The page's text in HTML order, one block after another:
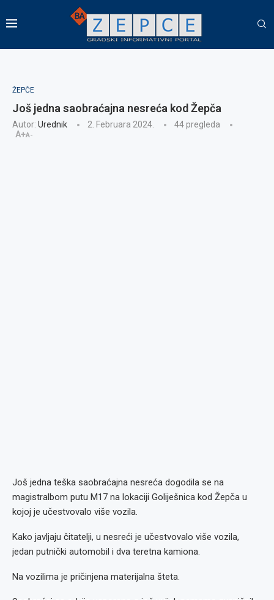
ŽEPČE
Još jedna saobraćajna nesreća kod Žepča
Autor: Urednik 2. Februara 2024. 44pregleda
A+A-
Još jedna teška saobraćajna nesreća dogodila se na
magistralbom putu M17 na lokaciji Goliješnica kod Žepča u
kojoj je učestvovalo više vozila.
Kako javljaju čitatelji, u nesreći je učestvovalo više vozila,
jedan putnički automobil i dva teretna kamiona.
Na vozilima je pričinjena materijalna šteta.